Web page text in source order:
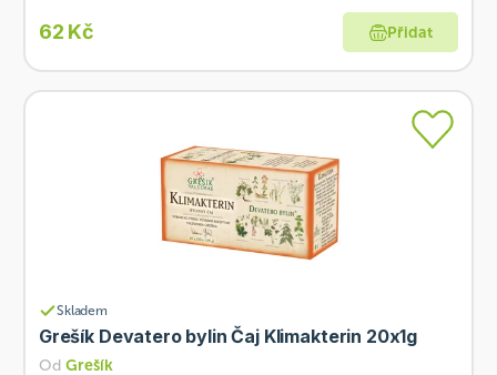
62 Kč Přidat
Skladem
Grešík Devatero bylin Čaj Klimakterin 20x1g
Od Grešík